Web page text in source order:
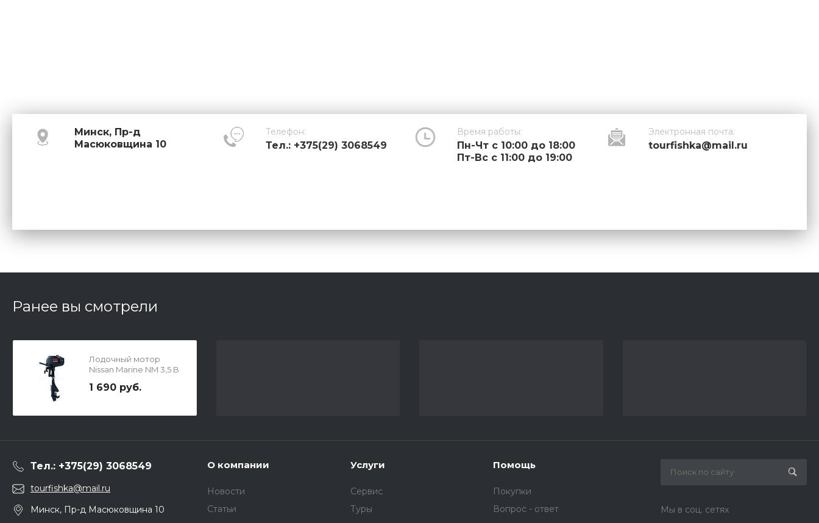
Минск, Пр-д
Масюковщина 10
Телефон:
Тел.: +375(29) 3068549
Время работы:
Пн-Чт с 10:00 до 18:00
Пт-Вс с 11:00 до 19:00
Электронная почта:
tourfishka@mail.ru
Ранее вы смотрели
Лодочный мотор
Nissan Marine NM 3,5 B
1 690 руб.
Тел.: +375(29) 3068549
tourfishka@mail.ru
Минск, Пр-д Масюковщина 10
О компании
Новости
Статьи
Услуги
Сервис
Туры
Помощь
Покупки
Вопрос - ответ
Мы в соц. сетях